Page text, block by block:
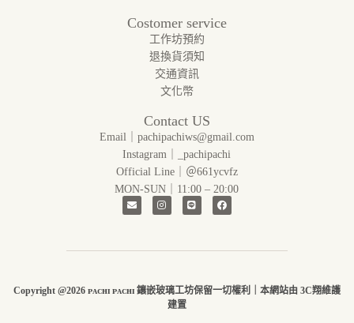
Costomer service
工作坊預約
退換貨須知
交通資訊
文化幣
Contact US
Email｜pachipachiws@gmail.com
Instagram｜_pachipachi
Official Line｜＠661ycvfz
MON-SUN｜11:00 – 20:00
Copyright @2026 ᴘᴀᴄʜɪ ᴘᴀᴄʜɪ 鑲嵌玻璃工坊保留一切權利｜本網站由 3C翔維護
建置